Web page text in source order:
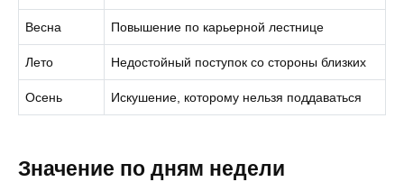
Весна Повышение по карьерной лестнице
Лето Недостойный поступок со стороны близких
Осень Искушение, которому нельзя поддаваться
Значение по дням недели